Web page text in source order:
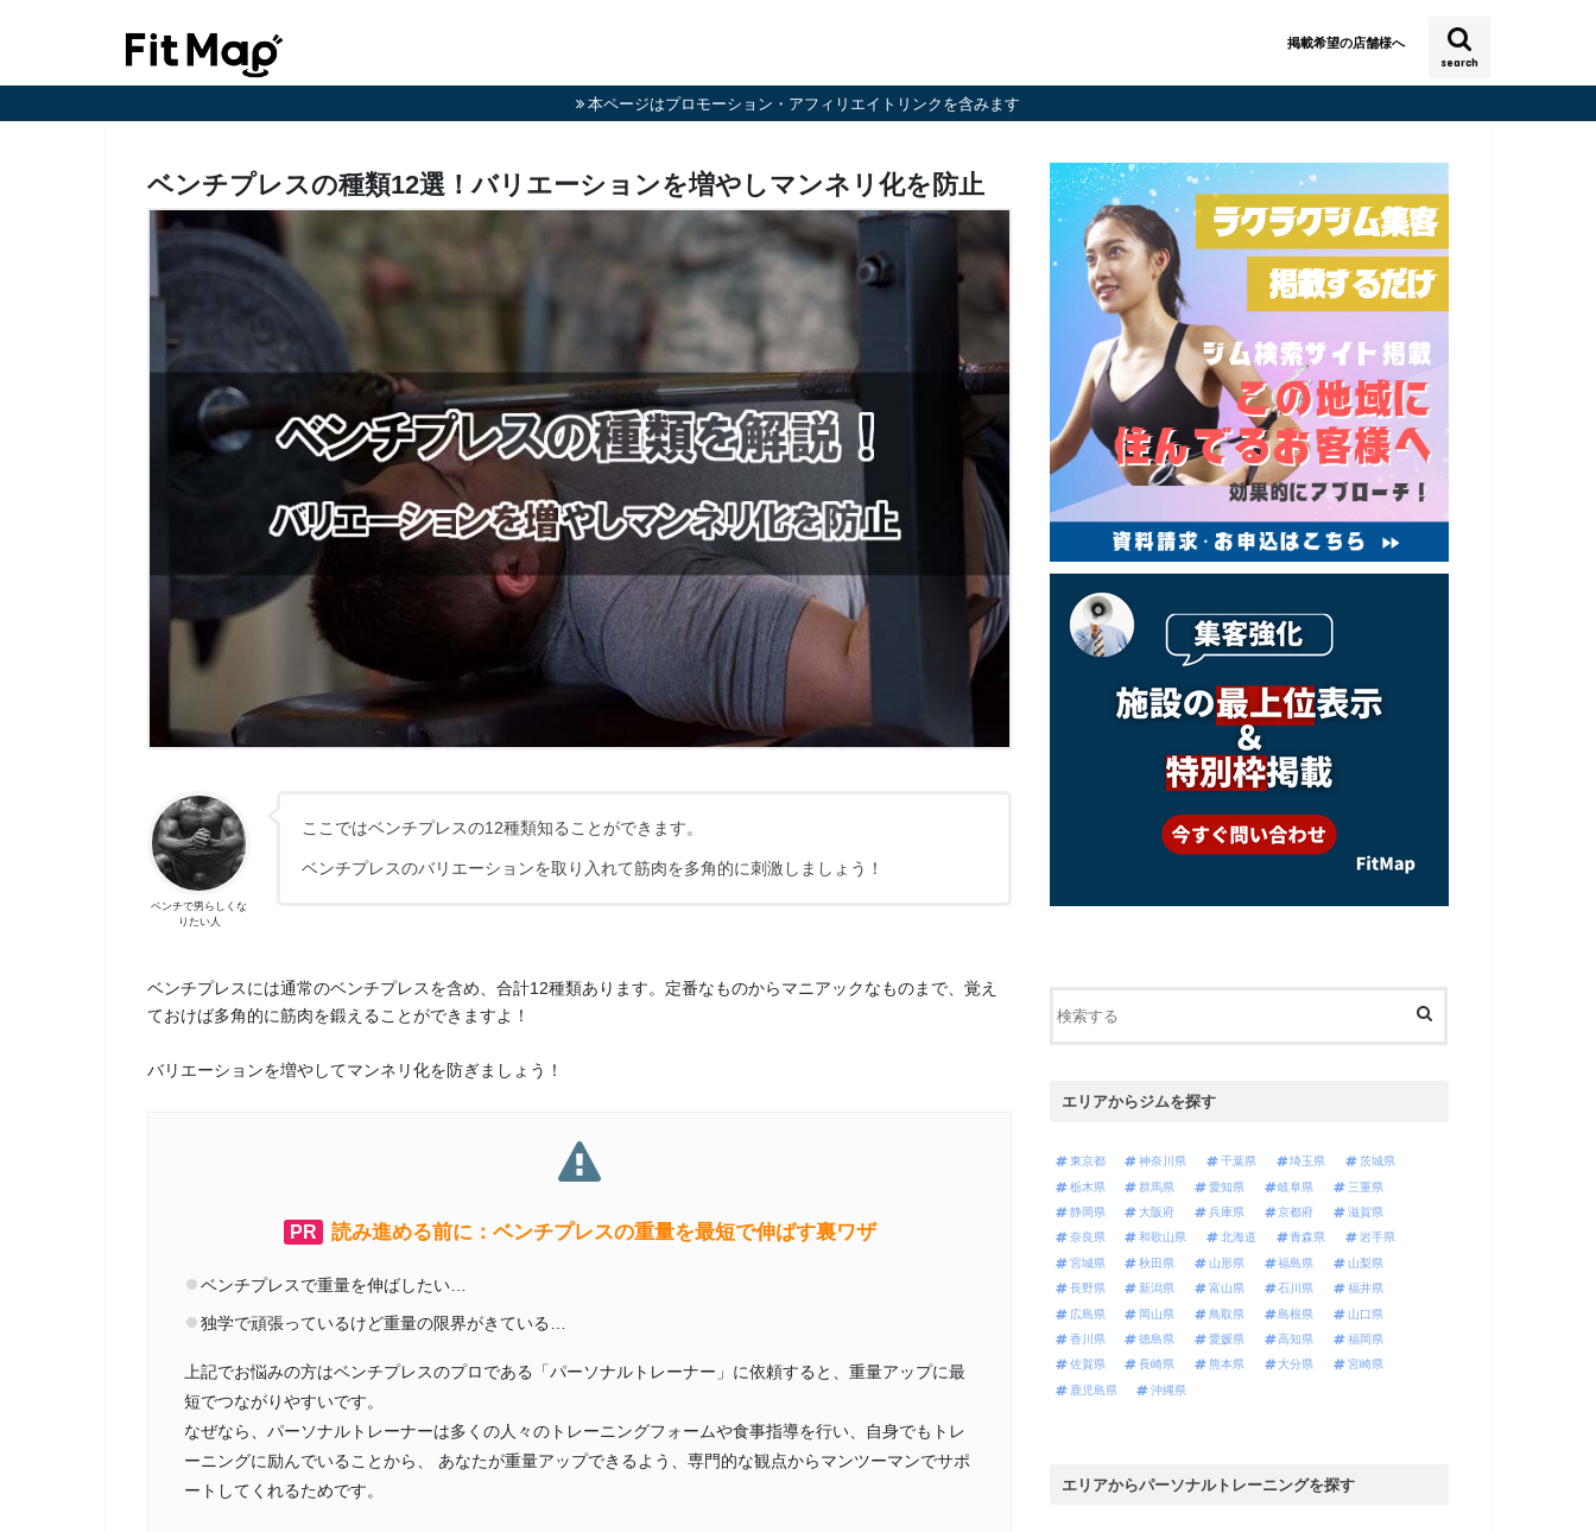
search
掲載希望の店舗様へ
本ページはプロモーション・アフィリエイトリンクを含みます
ベンチプレスの種類12選！バリエーションを増やしマンネリ化を防止
ベンチで男らしくな
りたい人
ここではベンチプレスの12種類知ることができます。
ベンチプレスのバリエーションを取り入れて筋肉を多角的に刺激しましょう！
ベンチプレスには通常のベンチプレスを含め、合計12種類あります。定番なものからマニアックなものまで、覚え
ておけば多角的に筋肉を鍛えることができますよ！
バリエーションを増やしてマンネリ化を防ぎましょう！
PR 読み進める前に：ベンチプレスの重量を最短で伸ばす裏ワザ
ベンチプレスで重量を伸ばしたい…
独学で頑張っているけど重量の限界がきている…
上記でお悩みの方はベンチプレスのプロである「パーソナルトレーナー」に依頼すると、重量アップに最
短でつながりやすいです。
なぜなら、パーソナルトレーナーは多くの人々のトレーニングフォームや食事指導を行い、自身でもトレ
ーニングに励んでいることから、 あなたが重量アップできるよう、専門的な観点からマンツーマンでサポ
ートしてくれるためです。
エリアからジムを探す
東京都 神奈川県 千葉県 埼玉県
茨城県
栃木県
群馬県 愛知県 岐阜県
三重県
静岡県
大阪府 兵庫県 京都府
滋賀県
奈良県
和歌山県 北海道 青森県
岩手県
宮城県
秋田県 山形県 福島県
山梨県
長野県
新潟県 富山県 石川県
福井県
広島県
岡山県 鳥取県 島根県
山口県
香川県
徳島県 愛媛県 高知県
福岡県
佐賀県
長崎県 熊本県 大分県
宮崎県
鹿児島県
沖縄県
エリアからパーソナルトレーニングを探す